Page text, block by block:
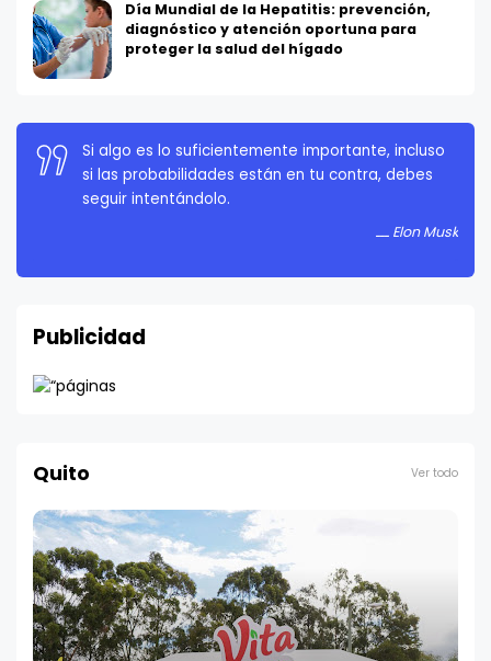
Día Mundial de la Hepatitis: prevención,
diagnóstico y atención oportuna para
proteger la salud del hígado
La persistencia es muy importante. No debes
rendirte a menos que estés obligado a rendirte.
Publicidad
Quito Ver todo